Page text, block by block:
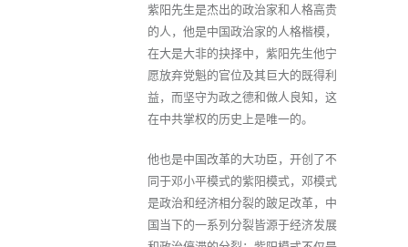
紫阳先生是杰出的政治家和人格高贵
的人，他是中国政治家的人格楷模，
在大是大非的抉择中，紫阳先生他宁
愿放弃党魁的官位及其巨大的既得利
益，而坚守为政之德和做人良知，这
在中共掌权的历史上是唯一的。
他也是中国改革的大功臣，开创了不
同于邓小平模式的紫阳模式，邓模式
是政治和经济相分裂的跛足改革，中
国当下的一系列分裂皆源于经济发展